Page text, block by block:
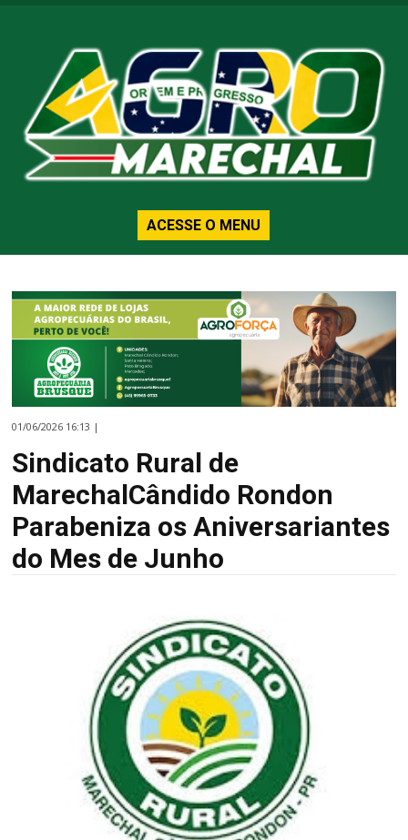
ACESSE O MENU
01/06/2026 16:13 |
Sindicato Rural de
MarechalCândido Rondon
Parabeniza os Aniversariantes
do Mes de Junho